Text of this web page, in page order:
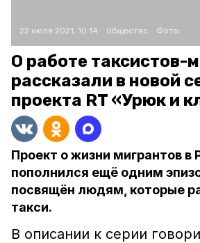
22 июля 2021, 10:14 Общество Фото:
О работе таксистов-
рассказали в новой
проекта RT «Урюк и
Проект о жизни мигрантов в
пополнился ещё одним
посвящён людям, которые
такси.
В описании к серии